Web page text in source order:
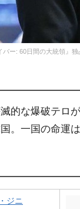
バー: 60日間の大統領』独
的な爆破テロ
。一国の命運
ジニ